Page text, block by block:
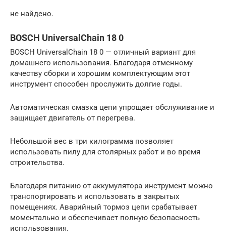
не найдено.
BOSCH UniversalChain 18 0
BOSCH UniversalChain 18 0 — отличный вариант для
домашнего использования. Благодаря отменному
качеству сборки и хорошим комплектующим этот
инструмент способен прослужить долгие годы.
Автоматическая смазка цепи упрощает обслуживание и
защищает двигатель от перегрева.
Небольшой вес в три килограмма позволяет
использовать пилу для столярных работ и во время
строительства.
Благодаря питанию от аккумулятора инструмент можно
транспортировать и использовать в закрытых
помещениях. Аварийный тормоз цепи срабатывает
моментально и обеспечивает полную безопасность
использования.